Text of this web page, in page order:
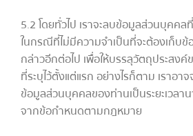
5.2 โดยทั่วไป เราจะลบข้อมูลส่วนบุคคล
ในกรณีที่ไม่มีความจำเป็นที่จะต้องเก็บ
กล่าวอีกต่อไป เพื่อให้บรรลุวัตถุประสง
ที่ระบุไว้ตั้งแต่แรก อย่างไรก็ตาม เราอา
ข้อมูลส่วนบุคคลของท่านเป็นระยะเวลา
จากข้อกำหนดตามกฎหมาย